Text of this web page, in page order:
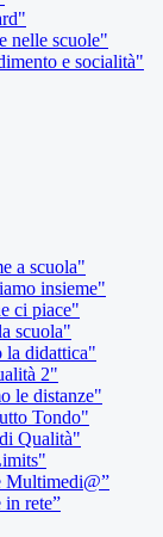
nelle scuole"
e socialità"
a scuola"
insieme"
ci piace"
scuola"
la didattica"
2"
le distanze"
Tondo"
Qualità"
Multimedi@”
rete”